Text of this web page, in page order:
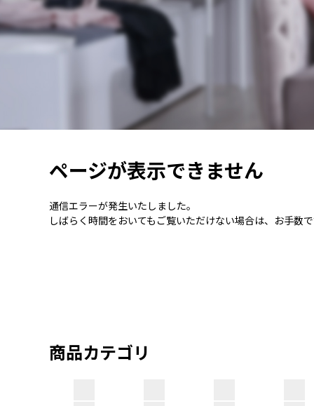
ページが表示できません
通信エラーが発生いたしました。
しばらく時間をおいてもご覧いただけない場合は、お手数
商品カテゴリ